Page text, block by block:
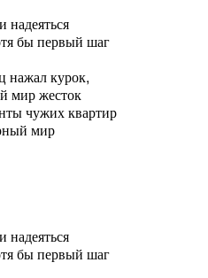
надеяться
бы первый шаг
нажал курок,
мир жесток
чужих квартир
мир
надеяться
бы первый шаг